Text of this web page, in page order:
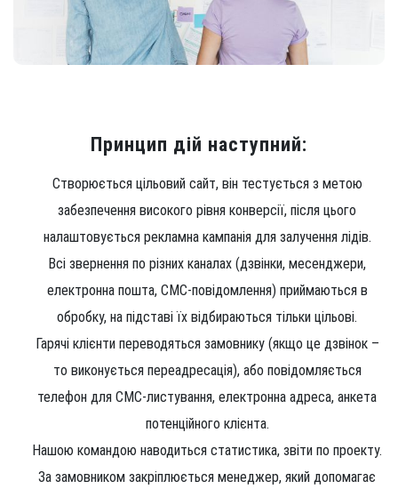
Принцип дій наступний:
Створюється цільовий сайт, він тестується з метою
забезпечення високого рівня конверсії, після цього
налаштовується рекламна кампанія для залучення лідів.
Всі звернення по різних каналах (дзвінки, месенджери,
електронна пошта, СМС-повідомлення) приймаються в
обробку, на підставі їх відбираються тільки цільові.
Гарячі клієнти переводяться замовнику (якщо це дзвінок –
то виконується переадресація), або повідомляється
телефон для СМС-листування, електронна адреса, анкета
потенційного клієнта.
Нашою командою наводиться статистика, звіти по проекту.
За замовником закріплюється менеджер, який допомагає